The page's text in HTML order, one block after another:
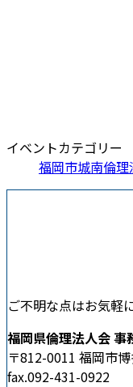
イベントカテゴリー
福岡市城南倫
ご不明な点はお気軽
福岡県倫理法人会 事
〒812-0011 福岡市
fax.092-431-0922